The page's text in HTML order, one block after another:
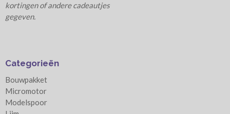
Categorieën
Bouwpakket
Micromotor
Modelspoor
kortingen of andere cadeautjes
gegeven.